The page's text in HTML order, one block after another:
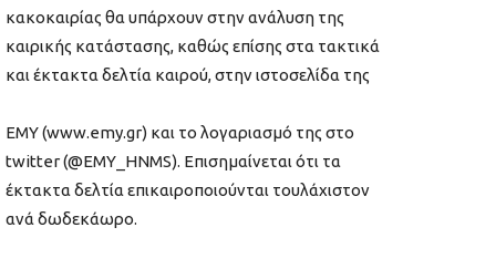
κακοκαιρίας θα υπάρχουν στην ανάλυση της
καιρικής κατάστασης, καθώς επίσης στα τακτικά
και έκτακτα δελτία καιρού, στην ιστοσελίδα της
ΕΜΥ (www.emy.gr) και το λογαριασμό της στο
twitter (@EMY_HNMS). Επισημαίνεται ότι τα
έκτακτα δελτία επικαιροποιούνται τουλάχιστον
ανά δωδεκάωρο.